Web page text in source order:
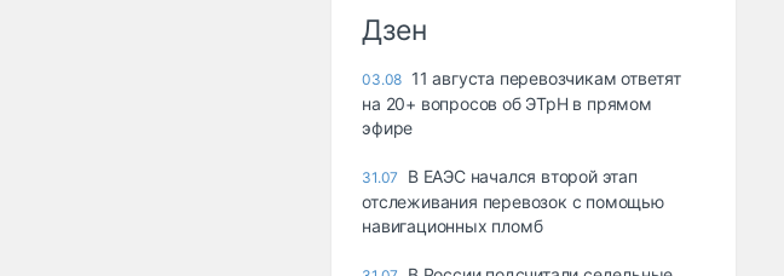
Дзен
03.08 11 августа перевозчикам ответят
на 20+ вопросов об ЭТрН в прямом
эфире
31.07
В ЕАЭС начался второй этап
отслеживания перевозок с помощью
навигационных пломб